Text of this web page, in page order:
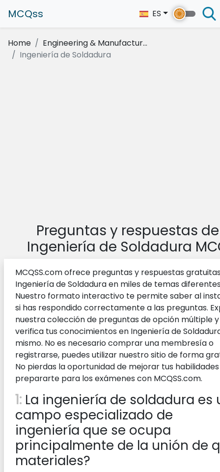
MCQss ES
Home
Engineering & Manufactur...
Ingeniería de Soldadura
Preguntas y respuestas de
Ingeniería de Soldadura
MCQSS.com ofrece preguntas y respuestas
Ingeniería de Soldadura en miles de temas
Nuestro formato interactivo te permite saber al
si has respondido correctamente a las preguntas.
nuestra colección de preguntas de opción múltiple y
verifica tus conocimientos en Ingeniería de
mismo. No es necesario comprar una membresía o
registrarse, puedes utilizar nuestro sitio de forma
No pierdas la oportunidad de mejorar tus
prepararte para los exámenes con MCQSS.com.
1: La ingeniería de soldadura es
campo especializado de
ingeniería que se ocupa
principalmente de la unión de
materiales?